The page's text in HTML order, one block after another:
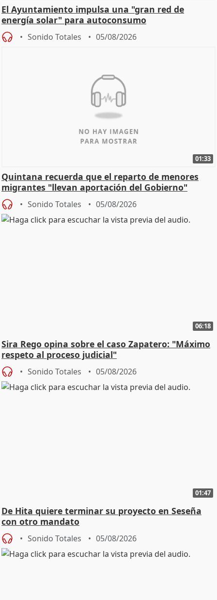
El Ayuntamiento impulsa una "gran red de
energía solar" para autoconsumo
Sonido Totales 05/08/2026
01:33
Quintana recuerda que el reparto de menores
migrantes "llevan aportación del Gobierno"
central
Sonido Totales 05/08/2026
06:18
Sira Rego opina sobre el caso Zapatero: "Máximo
respeto al proceso judicial"
Sonido Totales 05/08/2026
01:47
De Hita quiere terminar su proyecto en Seseña
con otro mandato
Sonido Totales 05/08/2026